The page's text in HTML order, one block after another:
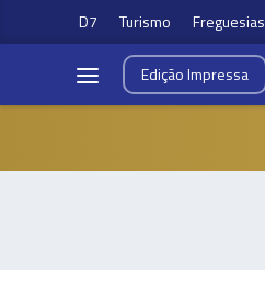
D7 Turismo Freguesias
EdiçãoImpressa